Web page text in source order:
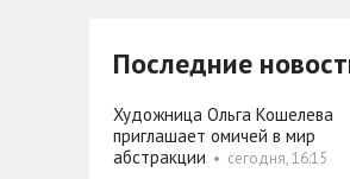
Последние
Художница Ольга Кошелева
приглашает омичей в мир
абстракции • сегодня, 16:15